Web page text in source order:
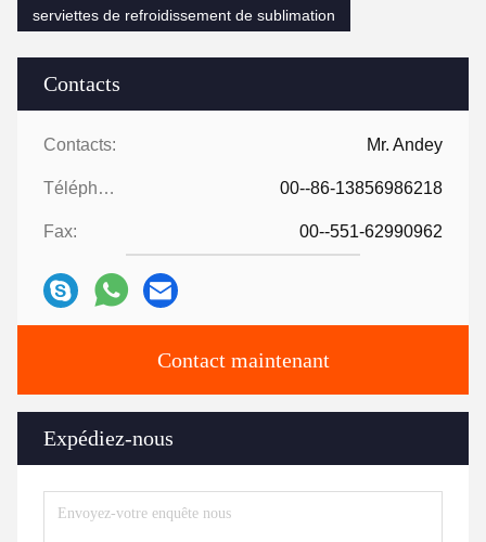
Contacts
Contacts: Mr. Andey
Téléphone: 00--86-13856986218
Fax: 00--551-62990962
Contact maintenant
Expédiez-nous
serviettes de refroidissement de sublimation